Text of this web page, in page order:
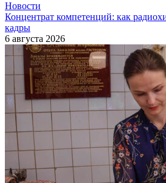
Новости
Концентрат компетенций: как
кадры
6 августа 2026